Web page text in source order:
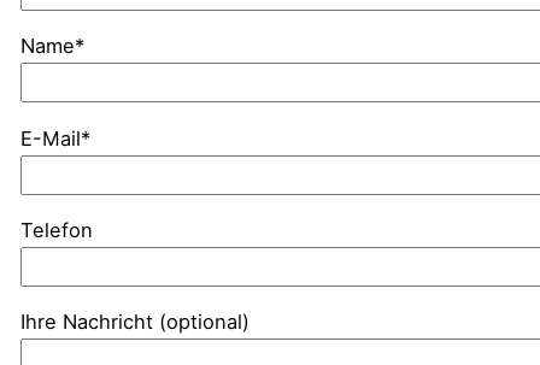
Name*
E-Mail*
Telefon
Ihre Nachricht (optional)